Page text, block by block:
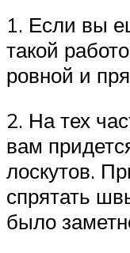
1. Если вы
такой
ровной и
2. На тех
вам
лоскутов.
спрятать
было